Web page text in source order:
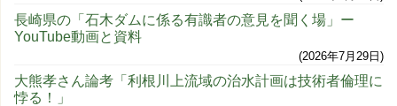
長崎県の「石木ダムに係る有識者の意見を聞く場」ー
YouTube動画と資料
2026年7月29日
大熊孝さん論考「利根川上流域の治水計画は技術者倫理に
悖る！」